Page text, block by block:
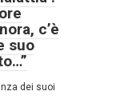
c’è
suo
dei suoi